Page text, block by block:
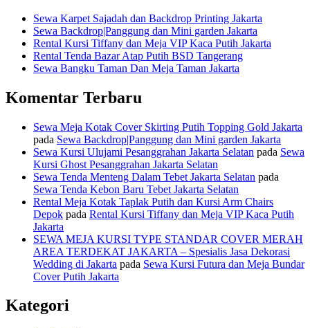
Sewa Karpet Sajadah dan Backdrop Printing Jakarta
Sewa Backdrop|Panggung dan Mini garden Jakarta
Rental Kursi Tiffany dan Meja VIP Kaca Putih Jakarta
Rental Tenda Bazar Atap Putih BSD Tangerang
Sewa Bangku Taman Dan Meja Taman Jakarta
Komentar Terbaru
Sewa Meja Kotak Cover Skirting Putih Topping Gold Jakarta
pada Sewa Backdrop|Panggung dan Mini garden Jakarta
Sewa Kursi Ulujami Pesanggrahan Jakarta Selatan pada Sewa
Kursi Ghost Pesanggrahan Jakarta Selatan
Sewa Tenda Menteng Dalam Tebet Jakarta Selatan pada
Sewa Tenda Kebon Baru Tebet Jakarta Selatan
Rental Meja Kotak Taplak Putih dan Kursi Arm Chairs
Depok pada Rental Kursi Tiffany dan Meja VIP Kaca Putih
Jakarta
SEWA MEJA KURSI TYPE STANDAR COVER MERAH
AREA TERDEKAT JAKARTA – Spesialis Jasa Dekorasi
Wedding di Jakarta pada Sewa Kursi Futura dan Meja Bundar
Cover Putih Jakarta
Kategori